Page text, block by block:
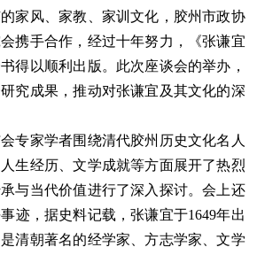
家风、家教、家训文化，胶州市政协
携手合作，经过十年努力，《张谦宜
得以顺利出版。此次座谈会的举办，
究成果，推动对张谦宜及其文化的深
家学者围绕清代胶州历史文化名人
生经历、文学成就等方面展开了热烈
与当代价值进行了深入探讨。会上还
迹，据史料记载，张谦宜于1649年出
清朝著名的经学家、方志学家、文学